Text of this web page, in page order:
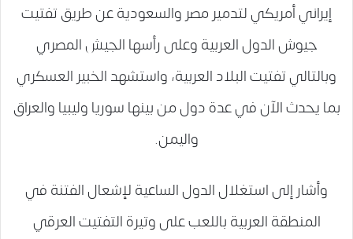
إيراني أمريكي لتدمير مصر والسعودية عن طريق تفتيت
جيوش الدول العربية وعلى رأسها الجيش المصري
وبالتالي تفتيت البلاد العربية، واستشهد الخبير العسكري
بما يحدث الآن في عدة دول من بينها سوريا وليبيا والعراق
واليمن.
وأشار إلى استغلال الدول الساعية لإشعال الفتنة في
المنطقة العربية باللعب على وتيرة التفتيت العرقي